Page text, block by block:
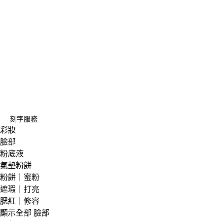
刻字服務
彩妝
臉部
粉底液
氣墊粉餅
粉餅｜蜜粉
遮瑕｜打亮
腮紅｜修容
顯示全部 臉部